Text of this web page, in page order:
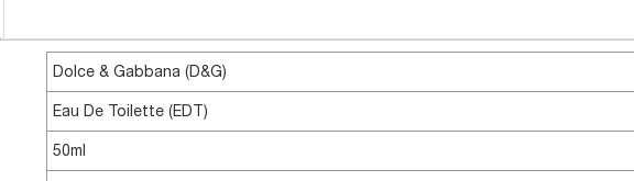
Dolce & Gabbana (D&G)
Eau De Toilette (EDT)
50ml